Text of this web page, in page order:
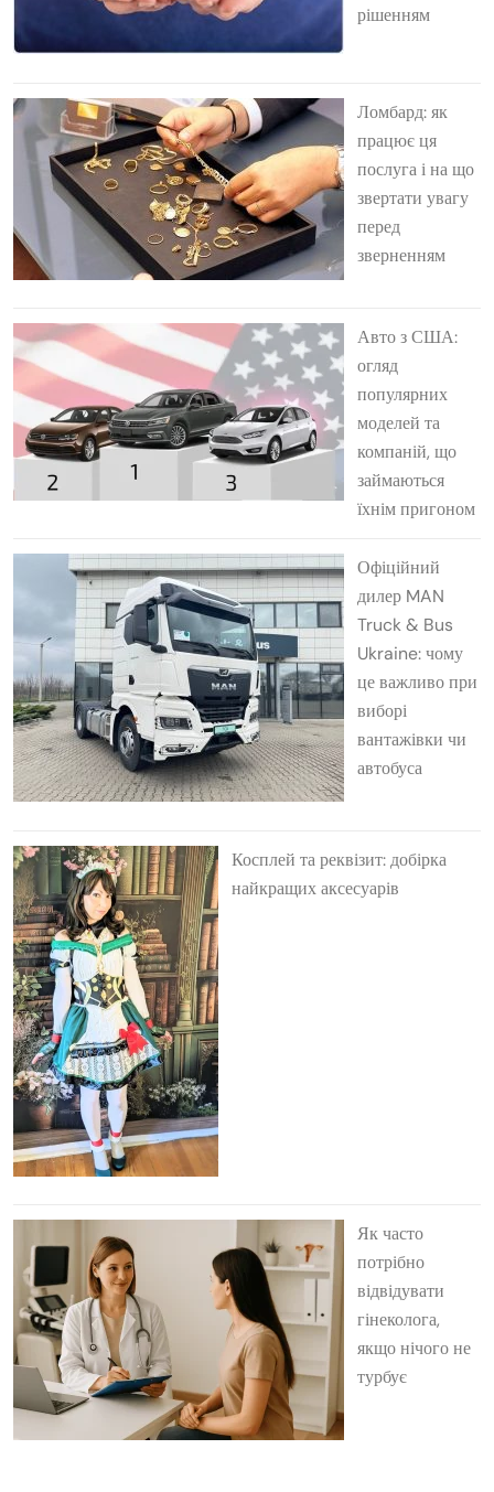
рішенням
Ломбард: як
працює ця
послуга і на що
звертати увагу
перед
зверненням
Авто з США:
огляд
популярних
моделей та
компаній, що
займаються
їхнім пригоном
Офіційний
дилер MAN
Truck & Bus
Ukraine: чому
це важливо при
виборі
вантажівки чи
автобуса
Косплей та реквізит: добірка
найкращих аксесуарів
Як часто
потрібно
відвідувати
гінеколога,
якщо нічого не
турбує